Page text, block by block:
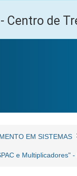
Centro de
EM SISTEMAS
e Multiplicadores"